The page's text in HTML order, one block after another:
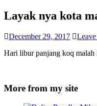
Layak nya kota
December 29, 2017
Hari libur panjang koq
More from my site